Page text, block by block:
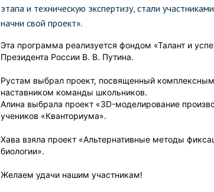
этапа и техническую экспертизу, стали
начни свой проект».
Эта программа реализуется фондом «Талант и
Президента России В. В. Путина.
Рустам выбрал проект, посвященный
наставником команды школьников.
Алина выбрала проект «3D-моделирование
учеников «Кванториума».
Хава взяла проект «Альтернативные методы
биологии».
Желаем удачи нашим участникам!